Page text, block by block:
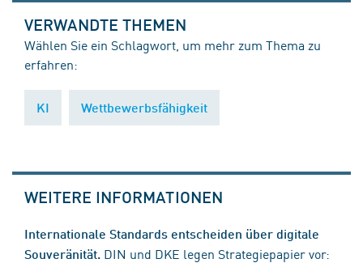
VERWANDTE THEMEN
Wählen Sie ein Schlagwort, um mehr zum Thema zu
erfahren:
KI Wettbewerbsfähigkeit
WEITERE INFORMATIONEN
Internationale Standards entscheiden über digitale
Souveränität. DIN und DKE legen Strategiepapier vor: